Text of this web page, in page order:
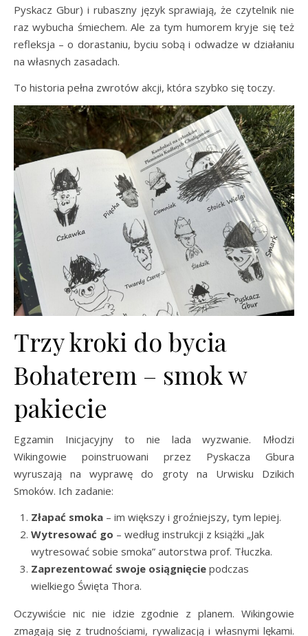
Pyskacz Gbur) i rubaszny język sprawiają, że czytelnik nie
raz wybucha śmiechem. Ale za tym humorem kryje się też
refleksja – o dorastaniu, byciu sobą i odwadze w działaniu
na własnych zasadach.
To historia pełna zwrotów akcji, która szybko się toczy.
Trzy kroki do bycia
Bohaterem – smok w
pakiecie
Egzamin Inicjacyjny to nie lada wyzwanie. Młodzi
Wikingowie poinstruowani przez Pyskacza Gbura
wyruszają na wyprawę do groty na Urwisku Dzikich
Smoków. Ich zadanie:
Złapać smoka – im większy i groźniejszy, tym lepiej.
Wytresować go – według instrukcji z książki „Jak
wytresować sobie smoka” autorstwa prof. Tłuczka.
Zaprezentować swoje osiągnięcie podczas
wielkiego Święta Thora.
Oczywiście nic nie idzie zgodnie z planem. Wikingowie
zmagają się z trudnościami, rywalizacją i własnymi lękami.